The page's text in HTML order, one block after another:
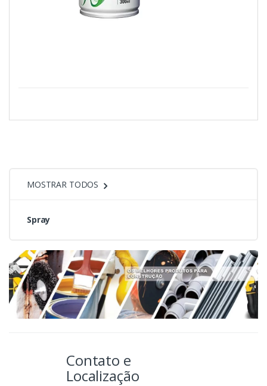
MOSTRAR TODOS
Spray
Contato e
Localização